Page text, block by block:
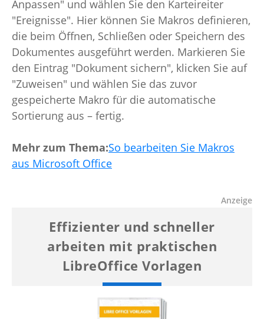
Anpassen" und wählen Sie den Karteireiter
"Ereignisse". Hier können Sie Makros definieren,
die beim Öffnen, Schließen oder Speichern des
Dokumentes ausgeführt werden. Markieren Sie
den Eintrag "Dokument sichern", klicken Sie auf
"Zuweisen" und wählen Sie das zuvor
gespeicherte Makro für die automatische
Sortierung aus – fertig.
Mehr zum Thema:So bearbeiten Sie Makros
aus Microsoft Office